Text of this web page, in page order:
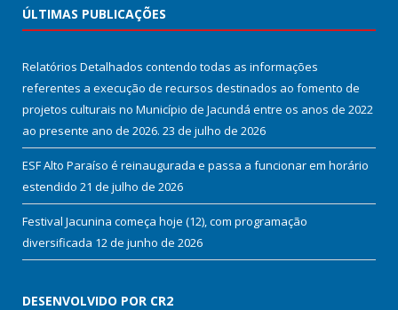
ÚLTIMAS PUBLICAÇÕES
Relatórios Detalhados contendo todas as informações
referentes a execução de recursos destinados ao fomento de
projetos culturais no Município de Jacundá entre os anos de 2022
ao presente ano de 2026. 23 de julho de 2026
ESF Alto Paraíso é reinaugurada e passa a funcionar em horário
estendido 21 de julho de 2026
Festival Jacunina começa hoje (12), com programação
diversificada 12 de junho de 2026
DESENVOLVIDO POR CR2